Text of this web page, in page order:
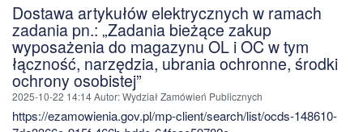
Dostawa artykułów elektrycznych w ramach
zadania pn.: „Zadania bieżące zakup
wyposażenia do magazynu OL i OC w tym
łączność, narzędzia, ubrania ochronne, środki
ochrony osobistej”
2025-10-22 14:14Autor: Wydział Zamówień Publicznych
https://ezamowienia.gov.pl/mp-client/search/list/ocds-148610-